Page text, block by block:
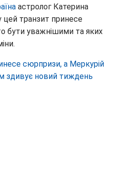
астролог Катерина
цей транзит принесе
бути уважнішими та яких
сюрпризи, а Меркурій
здивує новий тиждень